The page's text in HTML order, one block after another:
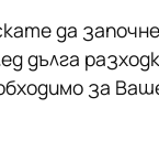
да
дълга
за